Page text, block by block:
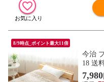
8/9時点_ポイント最大11倍
今治
18 送
7,980